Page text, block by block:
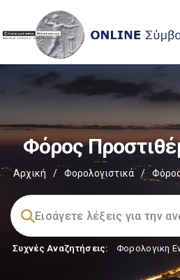
Φόρος
Αρχική / Φορολογιστικά /
Συχνές Αναζητήσεις: Φορολογικη